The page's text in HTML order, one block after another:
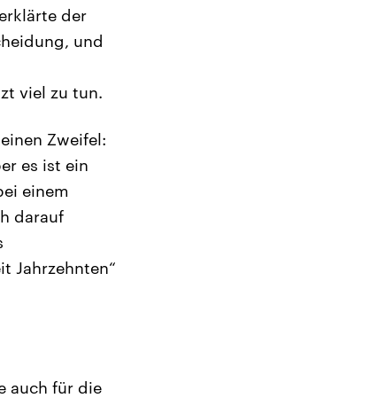
der
und
viel zu tun.
Zweifel:
es ist ein
einem
darauf
Jahrzehnten“
auch für die